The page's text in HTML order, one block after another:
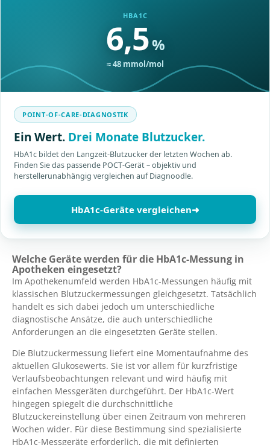
HBA1C
6,5%
≈48mmol/mol
POINT-OF-CARE-DIAGNOSTIK
Ein Wert. Drei Monate Blutzucker.
HbA1c bildet den Langzeit-Blutzucker der letzten Wochen ab.
Finden Sie das passende POCT-Gerät – objektiv und
herstellerunabhängig vergleichen auf Diagnoodle.
HbA1c-Geräte vergleichen➜
Welche Geräte werden für die HbA1c-Messung in
Apotheken eingesetzt?
Im Apothekenumfeld werden HbA1c-Messungen häufig mit
klassischen Blutzuckermessungen gleichgesetzt. Tatsächlich
handelt es sich dabei jedoch um unterschiedliche
diagnostische Ansätze, die auch unterschiedliche
Anforderungen an die eingesetzten Geräte stellen.
Die Blutzuckermessung liefert eine Momentaufnahme des
aktuellen Glukosewerts. Sie ist vor allem für kurzfristige
Verlaufsbeobachtungen relevant und wird häufig mit
einfachen Messgeräten durchgeführt. Der HbA1c-Wert
hingegen spiegelt die durchschnittliche
Blutzuckereinstellung über einen Zeitraum von mehreren
Wochen wider. Für diese Bestimmung sind spezialisierte
HbA1c-Messgeräte erforderlich, die mit definierten